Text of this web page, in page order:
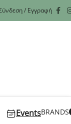
/ Εγγραφή
EventsBRANDS